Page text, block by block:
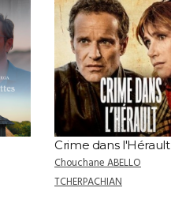
Crime dans l'Hérault
Chouchane ABELLO
TCHERPACHIAN